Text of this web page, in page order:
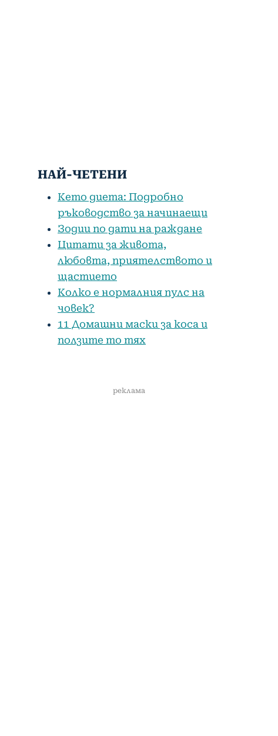
НАЙ-ЧЕТЕНИ
Кето диета: Подробно
ръководство за начинаещи
Зодии по дати на раждане
Цитати за живота,
любовта, приятелството и
щастието
Колко е нормалния пулс на
човек?
11 Домашни маски за коса и
ползите то тях
реклама